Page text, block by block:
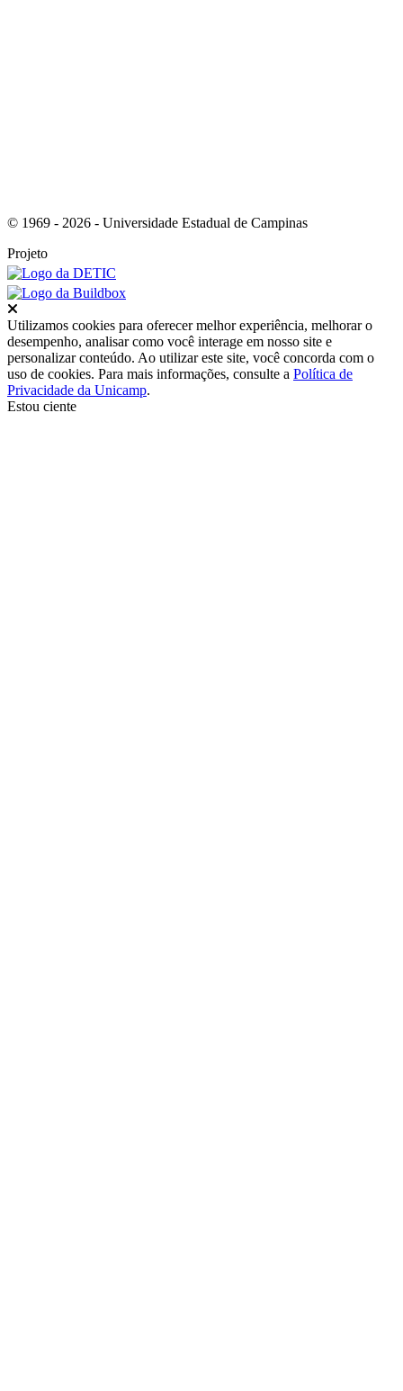
© 1969 - 2026 - Universidade Estadual de Campinas
Projeto
Utilizamos cookies para oferecer melhor experiência, melhorar o
desempenho, analisar como você interage em nosso site e
personalizar conteúdo. Ao utilizar este site, você concorda com o
uso de cookies. Para mais informações, consulte a Política de
Privacidade da Unicamp.
Estou ciente